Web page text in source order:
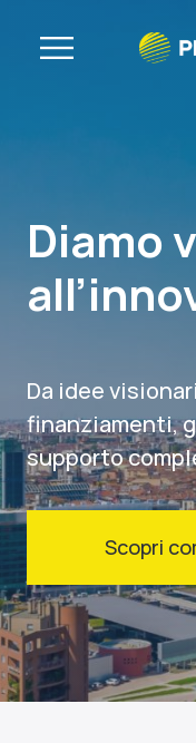
Diamo
Da idee
finanziamenti,
supporto
Scopri